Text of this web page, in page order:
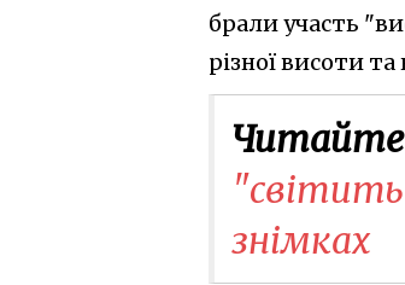
брали участь
різної висоти
знімках